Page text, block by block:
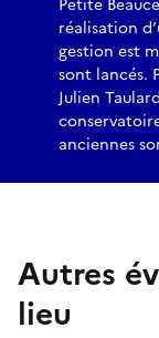
réalisation
gestion est
sont lancés.
Julien
anciennes
Autres
lieu